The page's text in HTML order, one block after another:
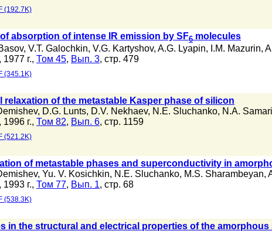
(192.7K)
absorption of intense IR emission by SF6 molecules
, V.T. Galochkin, V.G. Kartyshov, A.G. Lyapin, I.M. Mazurin,
1977 г., Том 45, Вып. 3, стр. 479
(345.1K)
relaxation of the metastable Kasper phase of silicon
, D.G. Lunts, D.V. Nekhaev, N.E. Sluchanko, N.A.
1996 г., Том 82, Вып. 6, стр. 1159
(521.2K)
of metastable phases and superconductivity in
, Yu. V. Kosichkin, N.E. Sluchanko, M.S. Sharambeyan,
1993 г., Том 77, Вып. 1, стр. 68
(538.3K)
in the structural and electrical properties of the amorphous